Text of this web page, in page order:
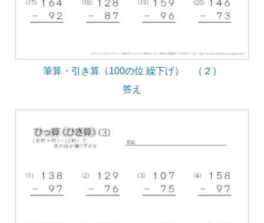
筆算・引き算（100の位 繰下げ） （２）
答え